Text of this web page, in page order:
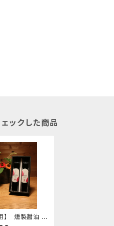
ックした商品
】 燻製醤油 2
入り